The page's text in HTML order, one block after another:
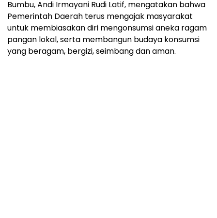
Bumbu, Andi Irmayani Rudi Latif, mengatakan bahwa
Pemerintah Daerah terus mengajak masyarakat
untuk membiasakan diri mengonsumsi aneka ragam
pangan lokal, serta membangun budaya konsumsi
yang beragam, bergizi, seimbang dan aman.